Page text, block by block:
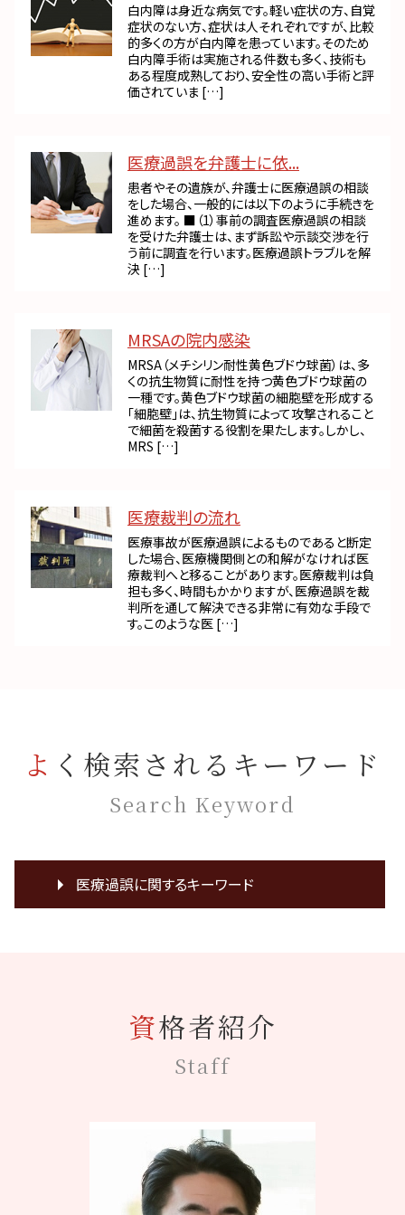
白内障は身近な病気です。軽い症状の方、自覚
症状のない方、症状は人それぞれですが、比較
的多くの方が白内障を患っています。そのため
白内障手術は実施される件数も多く、技術も
ある程度成熟しており、安全性の高い手術と評
価されていま […]
医療過誤を弁護士に依...
患者やその遺族が、弁護士に医療過誤の相談
をした場合、一般的には以下のように手続きを
進めます。 ■（1）事前の調査医療過誤の相談
を受けた弁護士は、まず訴訟や示談交渉を行
う前に調査を行います。医療過誤トラブルを解
決 […]
MRSAの院内感染
MRSA（メチシリン耐性黄色ブドウ球菌）は、多
くの抗生物質に耐性を持つ黄色ブドウ球菌の
一種です。黄色ブドウ球菌の細胞壁を形成する
「細胞壁」は、抗生物質によって攻撃されること
で細菌を殺菌する役割を果たします。しかし、
MRS […]
医療裁判の流れ
医療事故が医療過誤によるものであると断定
した場合、医療機関側との和解がなければ医
療裁判へと移ることがあります。医療裁判は負
担も多く、時間もかかりますが、医療過誤を裁
判所を通して解決できる非常に有効な手段で
す。このような医 […]
よく検索されるキーワード
Search Keyword
医療過誤に関するキーワード
医療裁判 弁護士
医療過誤 adr
インフォームドコンセント 問題点
資格者紹介
Staff